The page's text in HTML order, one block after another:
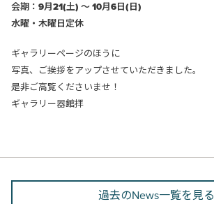
会期：9月21(土) ～ 10月6日(日)
水曜・木曜日定休
ギャラリーページのほうに
写真、ご挨拶をアップさせていただきました。
是非ご高覧くださいませ！
ギャラリー器館拝
過去のNews一覧を見る